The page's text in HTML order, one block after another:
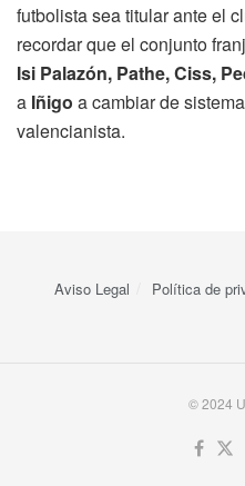
futbolista sea titular ante el
recordar que el conjunto
Isi Palazón, Pathe, Ciss,
a Iñigo a cambiar de
valencianista.
Aviso Legal Política de
© 2024